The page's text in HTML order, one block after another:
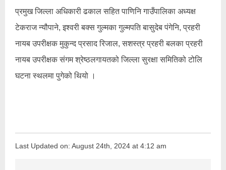
प्रमुख जिल्ला अधिकारी ढकाल सहित पाणिनि गाउँपालिका अध्यक्ष
टेकराज न्यौपाने, इश्वरी बक्स गुल्मका गुल्मपति बासुदेब पंगेनि, प्रहरी
नायब उपरीक्षक मुकुन्द प्रसाद रिजाल, सशस्त्र प्रहरी बलका प्रहरी
नायब उपरीक्षक संगम श्रेष्ठलगायतको जिल्ला सुरक्षा समितिको टोलि
घटना स्थलमा पुगेको थियो ।
Last Updated on: August 24th, 2024 at 4:12 am